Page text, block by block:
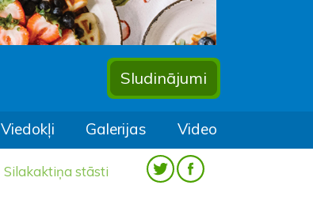
Sludinājumi
Viedokļi Galerijas Video
Silakaktiņa stāsti